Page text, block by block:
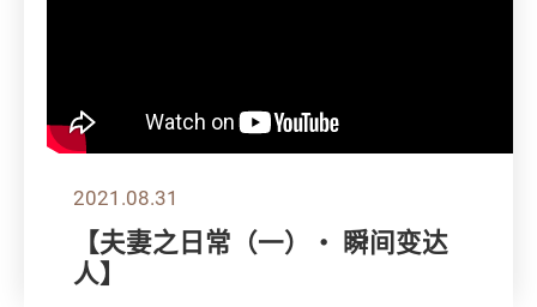
2021.08.31
【夫妻之日常（一）・ 瞬间变达
人】